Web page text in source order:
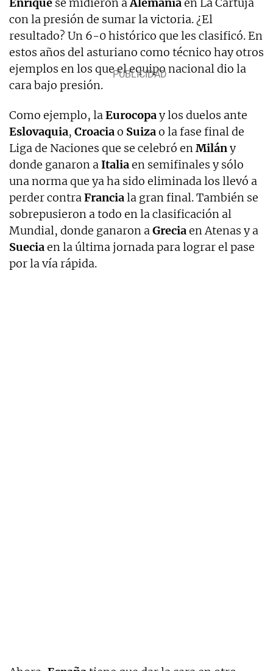
con la presión de sumar la victoria. ¿El
resultado? Un 6-0 histórico que les clasificó. En
estos años del asturiano como técnico hay otros
ejemplos en los que el equipo nacional dio la
cara bajo presión.
Como ejemplo, laEurocopay los duelos ante
Eslovaquia, Croaciao Suizao la fase final de
Liga de Naciones que se celebró enMilány
donde ganaron aItaliaen semifinales y sólo
una norma que ya ha sido eliminada los llevó a
perder contraFranciala gran final. También se
sobrepusieron a todo en la clasificación al
Mundial, donde ganaron aGreciaen Atenas y a
Sueciaen la última jornada para lograr el pase
por la vía rápida.